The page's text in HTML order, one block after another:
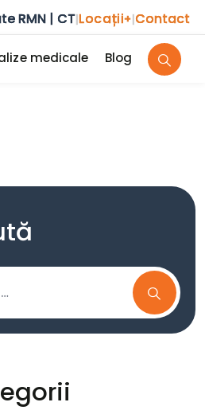
RMN | CT|Locații+|Contact
medicale Blog